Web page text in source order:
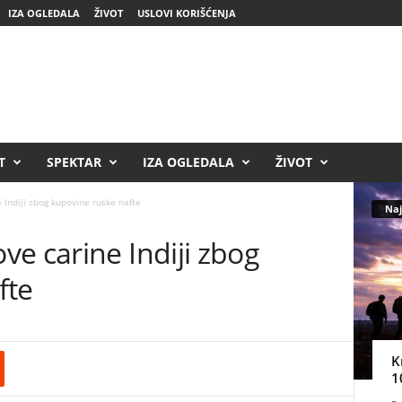
IZA OGLEDALA ŽIVOT USLOVI KORIŠĆENJA
SPEKTAR IZA OGLEDALA ŽIVOT
zbog kupovine ruske nafte
carine Indiji zbog